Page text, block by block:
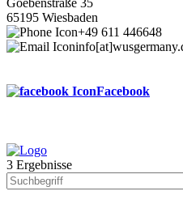
65195 Wiesbaden
+49 611 446648
Facebook
Footer
menu
3 Ergebnisse